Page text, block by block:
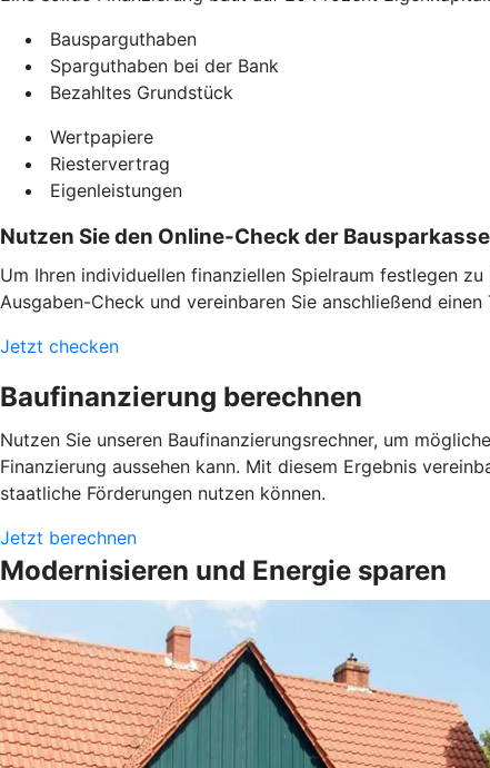
Bausparguthaben
Sparguthaben bei der Bank
Bezahltes Grundstück
Wertpapiere
Riestervertrag
Eigenleistungen
Nutzen Sie den Online-Check der
Um Ihren individuellen finanziellen Spielraum festlegen
Ausgaben-Check und vereinbaren Sie anschließend
Jetzt checken
Baufinanzierung berechnen
Nutzen Sie unseren Baufinanzierungsrechner, um
Finanzierung aussehen kann. Mit diesem Ergebnis
staatliche Förderungen nutzen können.
Jetzt berechnen
Modernisieren und Energie sparen